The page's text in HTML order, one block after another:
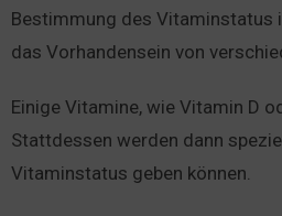
Bestimmung des Vitaminstatus
das Vorhandensein von
Einige Vitamine, wie Vitamin D
Stattdessen werden dann
Vitaminstatus geben können.